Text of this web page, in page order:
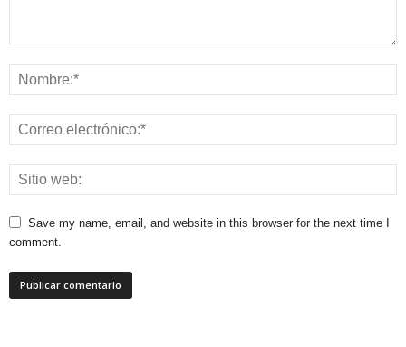
Save my name, email, and website in this browser for the next time I
comment.